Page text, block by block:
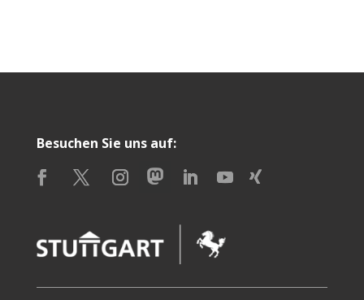
Besuchen Sie uns auf: